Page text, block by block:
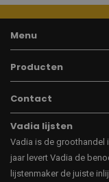
Menu
Producten
Contact
Vadia lijsten
Vadia is de groothandel
jaar levert Vadia de
lijstenmaker de juiste